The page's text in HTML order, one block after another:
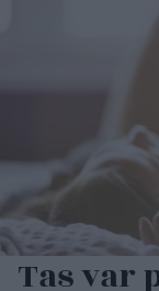
Tas var